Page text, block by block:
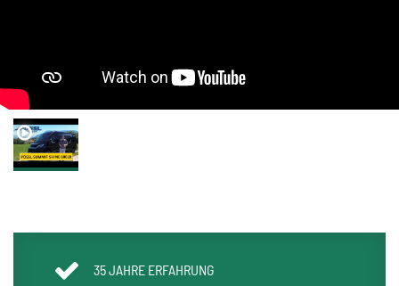
35 JAHRE ERFAHRUNG